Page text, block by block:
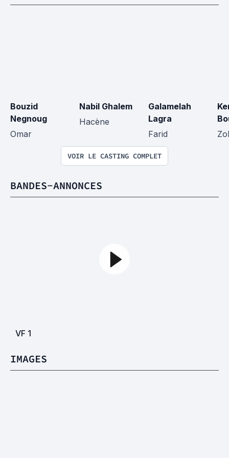
Bouzid
Negnoug
Omar
Nabil Ghalem
Hacène
Galamelah
Lagra
Farid
VOIR LE CASTING COMPLET
BANDES-ANNONCES
VF 1
IMAGES